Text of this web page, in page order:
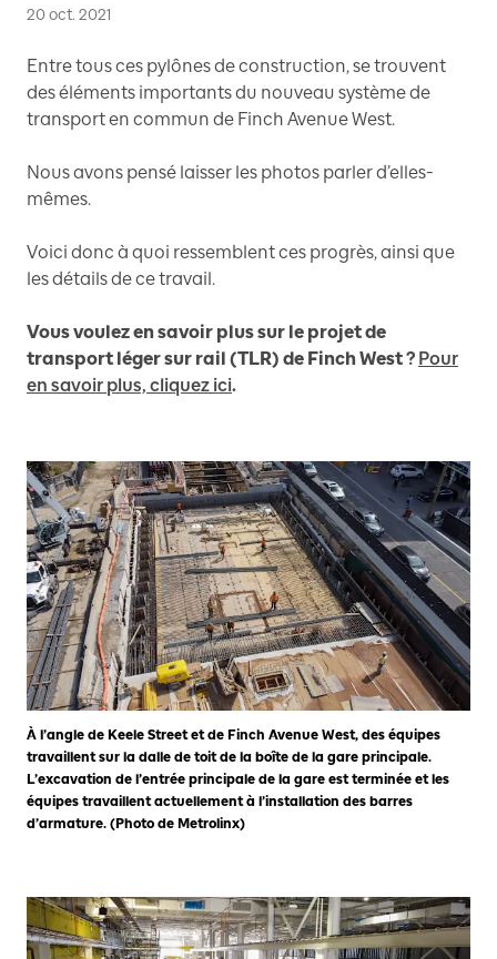
20 oct. 2021
Entre tous ces pylônes de construction, se trouvent
des éléments importants du nouveau système de
transport en commun de Finch Avenue West.
Nous avons pensé laisser les photos parler d’elles-
mêmes.
Voici donc à quoi ressemblent ces progrès, ainsi que
les détails de ce travail.
Vous voulez en savoir plus sur le projet de
transport léger sur rail (TLR) de Finch West ? Pour
en savoir plus, cliquez ici.
À l’angle de Keele Street et de Finch Avenue West, des équipes
travaillent sur la dalle de toit de la boîte de la gare principale.
L’excavation de l’entrée principale de la gare est terminée et les
équipes travaillent actuellement à l’installation des barres
d’armature. (Photo de Metrolinx)